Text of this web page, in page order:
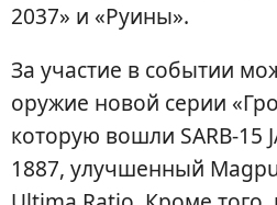
2037» и «Руины».
За участие в событии
оружие новой серии
которую вошли SARB-15
1887, улучшенный